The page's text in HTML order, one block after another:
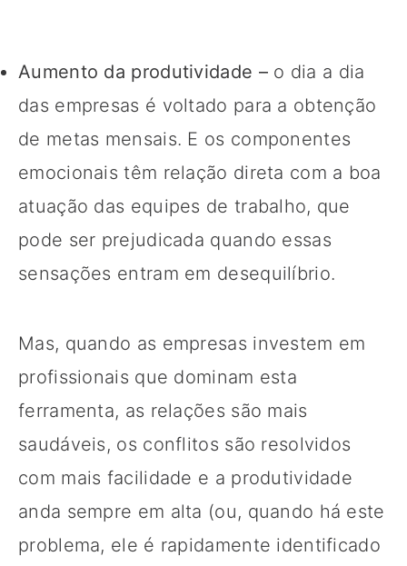
Aumento da produtividade – o dia a dia
das empresas é voltado para a obtenção
de metas mensais. E os componentes
emocionais têm relação direta com a boa
atuação das equipes de trabalho, que
pode ser prejudicada quando essas
sensações entram em desequilíbrio.
Mas, quando as empresas investem em
profissionais que dominam esta
ferramenta, as relações são mais
saudáveis, os conflitos são resolvidos
com mais facilidade e a produtividade
anda sempre em alta (ou, quando há este
problema, ele é rapidamente identificado